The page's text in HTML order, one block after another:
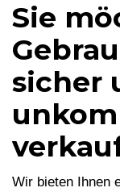
Sie
sicher
Wir bieten Ihnen